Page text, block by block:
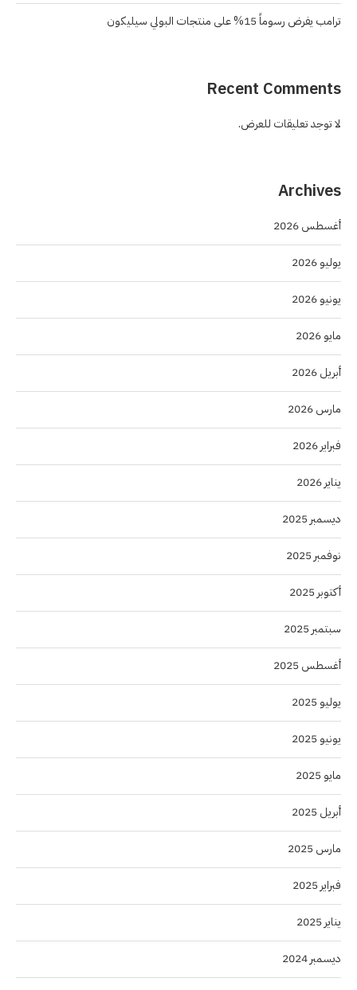
ترامب يفرض رسوماً 15% على منتجات البولي سيليكون
Recent Comments
لا توجد تعليقات للعرض.
Archives
أغسطس 2026
يوليو 2026
يونيو 2026
مايو 2026
أبريل 2026
مارس 2026
فبراير 2026
يناير 2026
ديسمبر 2025
نوفمبر 2025
أكتوبر 2025
سبتمبر 2025
أغسطس 2025
يوليو 2025
يونيو 2025
مايو 2025
أبريل 2025
مارس 2025
فبراير 2025
يناير 2025
ديسمبر 2024